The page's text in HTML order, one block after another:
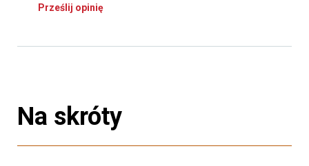
Prześlij opinię
Na skróty